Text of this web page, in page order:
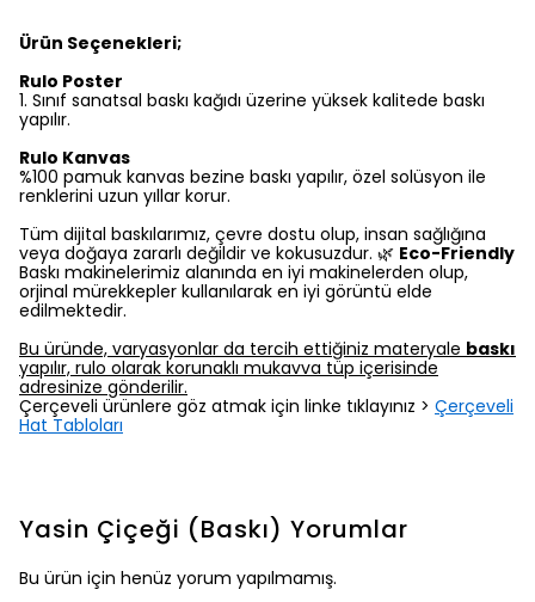
Ürün Seçenekleri;
Rulo Poster
1.⁠ ⁠Sınıf sanatsal baskı kağıdı üzerine yüksek kalitede baskı
yapılır.
Rulo Kanvas
%100 pamuk kanvas bezine baskı yapılır, özel solüsyon ile
renklerini uzun yıllar korur.
Tüm dijital baskılarımız, çevre dostu olup, insan sağlığına
veya doğaya zararlı değildir ve kokusuzdur. 🌿 Eco-Friendly
Baskı makinelerimiz alanında en iyi makinelerden olup,
orjinal mürekkepler kullanılarak en iyi görüntü elde
edilmektedir.
Bu üründe, varyasyonlar da tercih ettiğiniz materyale baskı
yapılır, rulo olarak korunaklı mukavva tüp içerisinde
adresinize gönderilir.
Çerçeveli ürünlere göz atmak için linke tıklayınız > Çerçeveli
Hat Tabloları
Yasin Çiçeği (Baskı) Yorumlar
Bu ürün için henüz yorum yapılmamış.